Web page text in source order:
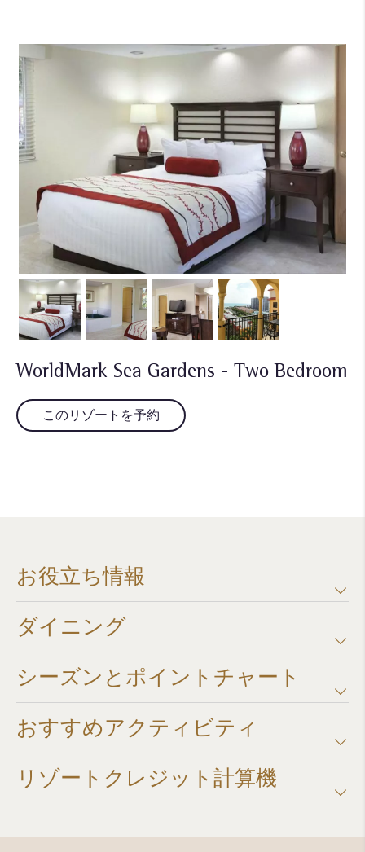
WorldMark Sea Gardens - Two Bedroom
このリゾートを予約
お役立ち情報
ダイニング
シーズンとポイントチャート​
おすすめアクティビティ
リゾートクレジット計算機​